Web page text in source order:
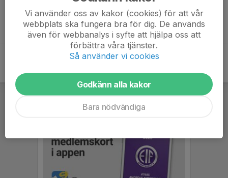
Vi använder oss av kakor (cookies) för att vår
webbplats ska fungera bra för dig. De används
även för webbanalys i syfte att hjälpa oss att
förbättra våra tjänster.
Så använder vi cookies
Godkänn alla kakor
Bara nödvändiga